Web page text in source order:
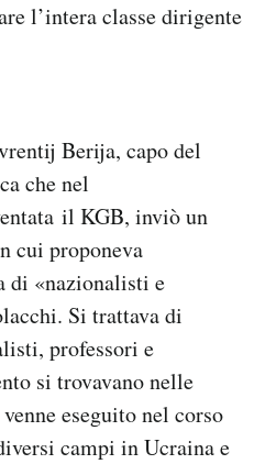
l’intera classe dirigente
Berija, capo del
che nel
il KGB, inviò un
cui proponeva
di «nazionalisti e
Si trattava di
professori e
si trovavano nelle
eseguito nel corso
campi in Ucraina e